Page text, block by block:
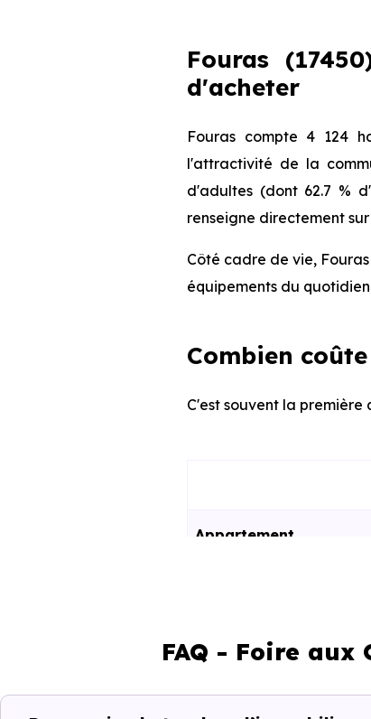
Fouras
d'acheter
Fouras compte 4 124
l'attractivité de la
d'adultes (dont 62.7 %
renseigne directement
Côté cadre de vie,
équipements du
Combien
C'est souvent la première
Appartement
Ces prix varient selon
FAQ - Foire aux